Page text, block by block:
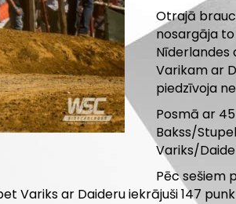
Otrajā
nosargāja
Nīderlandes
Varikam ar
piedzīvoja
Posmā ar
Bakss/
Variks/
Pēc sešiem
Variks ar Daideru iekrājuši 147